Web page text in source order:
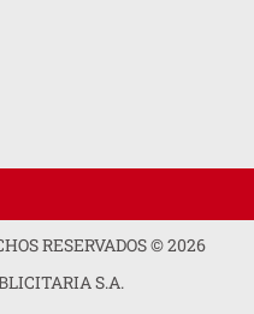
RESERVADOS ©2026
S.A.